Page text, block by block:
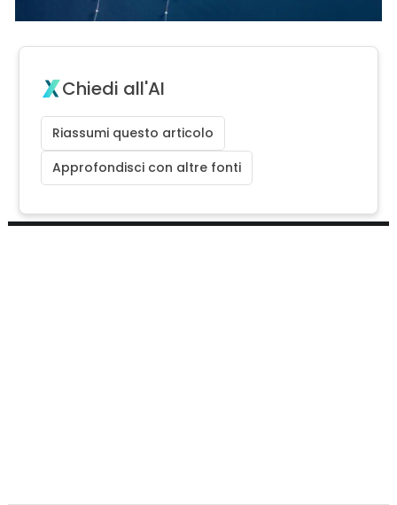
Chiedi all'AI
Riassumi questo articolo
Approfondisci con altre fonti